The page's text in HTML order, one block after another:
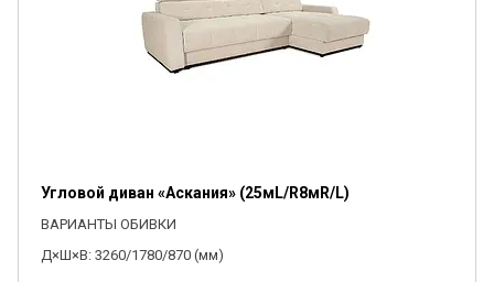
Угловой диван «Аскания» (25мL/R8мR/L)
ВАРИАНТЫ ОБИВКИ
Д×Ш×В: 3260/1780/870 (мм)